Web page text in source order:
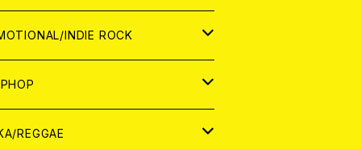
INDIE ROCK
REGGAE